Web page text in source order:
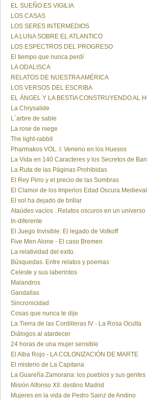
EL SUEÑO ES VIGILIA
LOS CASAS
LOS SERES INTERMEDIOS
LA LUNA SOBRE EL ATLANTICO
LOS ESPECTROS DEL PROGRESO
El tiempo que nunca perdí
LA ODALISCA
RELATOS DE NUESTRA AMÉRICA
LOS VERSOS DEL ESCRIBA
EL ÁNGEL Y LA BESTIA CONSTRUYENDO AL
La Chrysalide
L´arbre de sable
La rose de niege
The light-rabbit
Pharmakos VOL. I: Veneno en los Huesos
La Vida en 140 Caracteres y los Secretos de
La Ruta de las Páginas Prohibidas
El Rey Pirro y el precio de las Sombras
El Clamor de los Imperios Edad Oscura Medieval
El sol ha dejado de brillar
Ataúdes vacíos . Relatos oscuros en un
In-diferente
El Juego Invisible: El legado de Volkoff
Five Men Alone - El caso Bremen
La relatividad del exito.
Búsquedas. Entre relatos y poemas
Celeste y sus laberintos
Malandros
Gandallas
Sincronicidad
Cosas que nunca te dije
La Tierra de las Cordilleras IV - La Rosa Oculta
Diálogos al atardecer
24 horas de una mujer sensible
El Alba Rojo - LA COLONIZACIÓN DE MARTE
El misterio de La Capitana
La Guareña Zamorana: los pueblos y sus gentes
Misión Alfonso XII: destino Madrid
Mujeres en la vida de Pedro Sainz de Andino